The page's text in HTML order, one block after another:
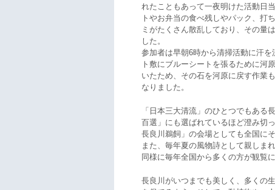
れたこともあって一夜明けた活動日
トやお弁当の食べ残しやパック、打
ミがたくさん散乱しており、その量
した。
参加者は早朝6時から清掃活動に汗
ト敷にブルーシートを張るために河
いたため、その石を河原に戻す作業
なりました。
「日本三大清流」のひとつでもある
百選」にも選ばれているほど澄み切
長良川鵜飼」の会場としても全国に
また、毎年夏の風物詩として親しま
同様に毎年全国から多くの方が観覧に
長良川がいつまでも美しく、多くの